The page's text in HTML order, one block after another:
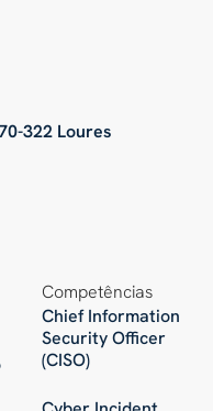
322 Loures
Competências
Chief Information
Security Officer
(CISO)